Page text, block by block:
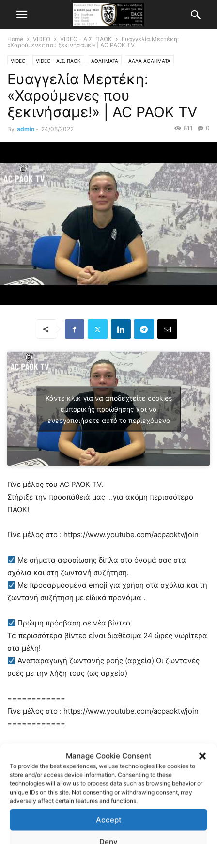
Manage Cookie Consent
To provide the best experiences, we use technologies like cookies to
store and/or access device information. Consenting to these
technologies will allow us to process data such as browsing behavior or
unique IDs on this site. Not consenting or withdrawing consent, may
adversely affect certain features and functions.
Accept
Deny
Home VIDEO VIDEO - Α.Σ. ΠΑΟΚ
Ευαγγελία Μερτέκη:
«Χαρούμενες που ξεκινήσαμε!» | AC PAOK TV
VIDEO VIDEO - Α.Σ. ΠΑΟΚ ΑΘΛΗΜΑΤΑ ΑΛΛΑ ΑΘΛΗΜΑΤΑ
Ευαγγελία Μερτέκη:
«Χαρούμενες που
ξεκινήσαμε!» | AC PAOK TV
By admin - 24/08/2022 0
811
Κάντε κλικ για να αποδεχτείτε cookies
εμπορικής προώθησης και να
ενεργοποιήσετε αυτό το περιεχόμενο
Γϊνε μέλος του AC PAOK TV.
Στήριξε την προσπάθειά μας …για ακόμη περισσότερο
ΠΑΟΚ!
Γίνε μέλος στο : https://www.youtube.com/acpaoktv/join
Με σήματα αφοσίωσης δίπλα στο όνομά σας στα
σχόλια και στη ζωντανή συζήτηση.
Με προσαρμοσμένα emoji για χρήση στα σχόλια και τη
ζωντανή συζήτηση με είδικά προνόμια .
Πρώιμη πρόσβαση σε νέα βίντεο.
Τα περισσότερα βίντεο είναι διαθέσιμα 24 ώρες νωρίτερα
στα μέλη!
Αναπαραγωγή ζωντανής ροής (αρχεία) Οι ζωντανές
ροές με την λήξη τους (ως αρχεία)
============
Γίνε μέλος στο : https://www.youtube.com/acpaoktv/join
============
============
Κάνε την εγγραφή σου στο AC PAOK TV στο :
https://www.youtube.com/c/acpaoktv?sub_confirmation=1
Περισσότερα νέα στο